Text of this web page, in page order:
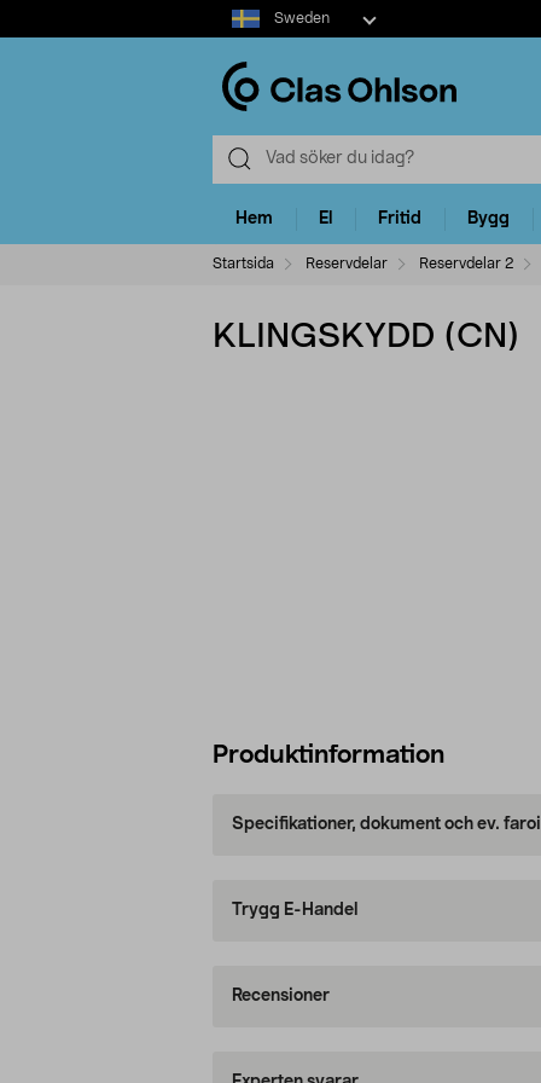
Select
market
Sweden
Hem El Fritid Bygg
Startsida Reservdelar Reservdelar 2
KLINGSKYDD (CN)
Produktinformation
Specifikationer, dokument och ev.
Trygg E-Handel
Recensioner